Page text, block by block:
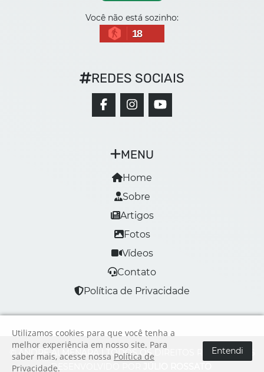
Você não está sozinho:
18
MENU
Home
Sobre
Artigos
Fotos
Vídeos
Contato
Política de Privacidade
REDES SOCIAIS
© ANDRÉ ALMENARA | TODOS OS DIREITOS RESERVADOS
DESENVOLVIDO POR
Utilizamos cookies para que você tenha a
melhor experiência em nosso site. Para
saber mais, acesse nossa Política de
Privacidade.
Entendi